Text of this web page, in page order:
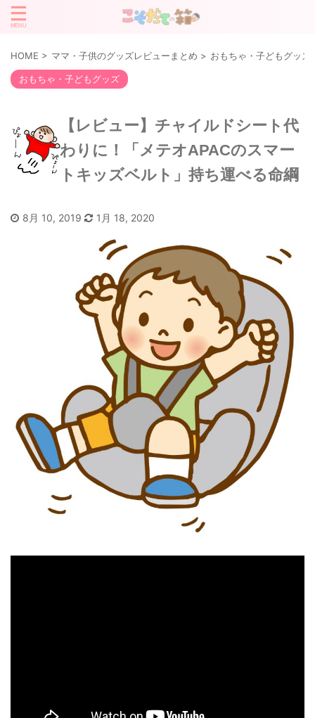
HOME > ママ・子供のグッズレビューまとめ > おもちゃ・子どもグッズ
おもちゃ・子どもグッズ
【レビュー】チャイルドシート代
わりに！「メテオAPACのスマー
トキッズベルト」持ち運べる命綱
8月 10, 2019 1月 18, 2020